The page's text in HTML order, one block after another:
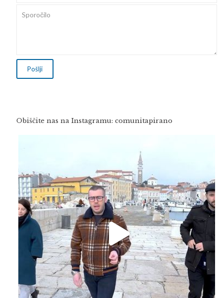
Obiščite nas na Instagramu: comunitapirano